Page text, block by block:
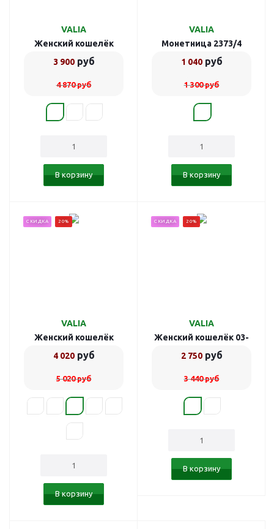
VALIA
Женский кошелёк
3402/black
3 900руб
4 870руб
В корзину
VALIA
Монетница 2373/4
1 040руб
1 300руб
В корзину
СКИДКА 20%
VALIA
Женский кошелёк
1828/bordo
4 020руб
5 020руб
В корзину
СКИДКА 20%
VALIA
Женский кошелёк 03-
10917/1
2 750руб
3 440руб
В корзину